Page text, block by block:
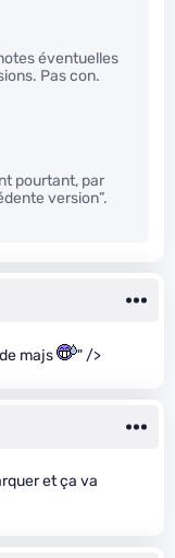
éventuelles
Pas con.
pourtant, par
version”.
majs " />
et ça va